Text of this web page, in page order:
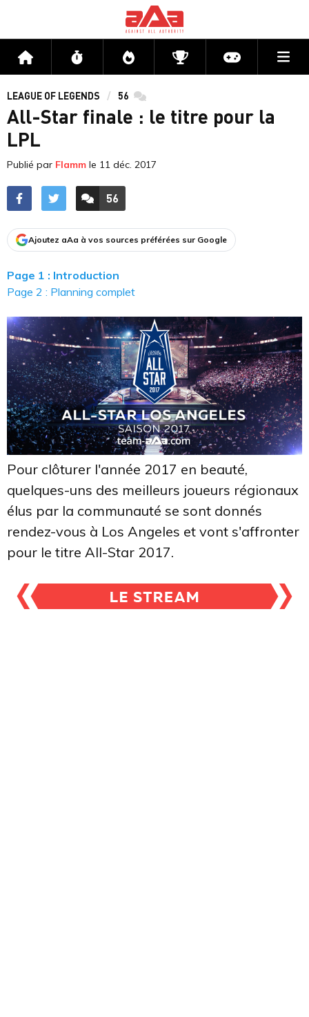
Accueil Flux Directs CompétitionsActu jeux
LEAGUE OF LEGENDS 56 commentaires
All-Star finale : le titre pour la
LPL
Publié par Flamm le 11 déc. 2017
ACCÉDER AUX
56
COMMENTAIRES
Ajoutez aAa à vos sources préférées sur Google
Page 1 : Introduction
Page 2 : Planning complet
Pour clôturer l'année 2017 en beauté,
quelques-uns des meilleurs joueurs régionaux
élus par la communauté se sont donnés
rendez-vous à Los Angeles et vont s'affronter
pour le titre All-Star 2017.